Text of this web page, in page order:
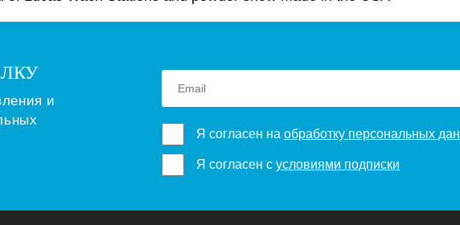
и
Я согласен на обработку персональных
Я согласен с условиями подписки